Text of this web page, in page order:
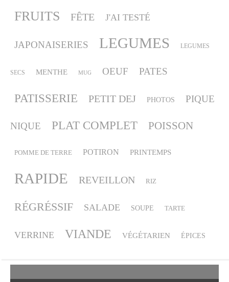
FRUITS FÊTE J'AI TESTÉ
JAPONAISERIES LEGUMES LEGUMES
SECS MENTHE MUG OEUF PATES
PATISSERIE PETIT DEJ PHOTOS PIQUE
NIQUE PLAT COMPLET POISSON
POMME DE TERRE POTIRON PRINTEMPS
RAPIDE REVEILLON RIZ
RÉGRÉSSIF SALADE SOUPE TARTE
VERRINE VIANDE VÉGÉTARIEN ÉPICES